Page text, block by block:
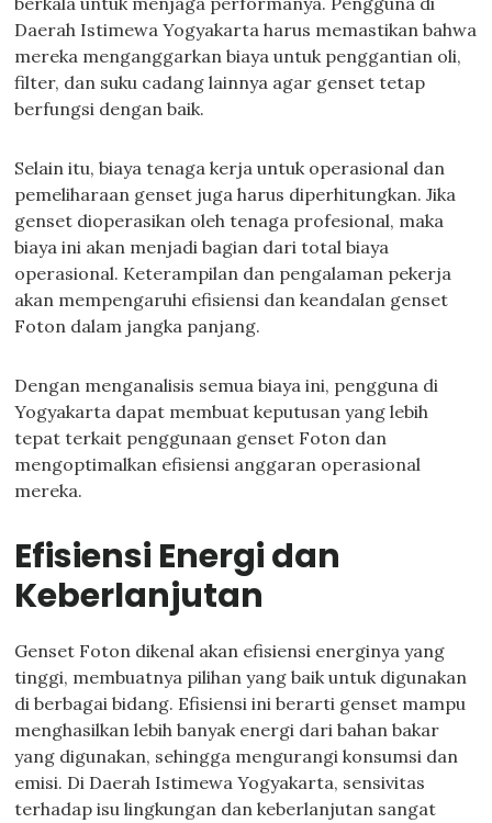
Daerah Istimewa Yogyakarta harus memastikan bahwa
mereka menganggarkan biaya untuk penggantian oli,
filter, dan suku cadang lainnya agar genset tetap
berfungsi dengan baik.
Selain itu, biaya tenaga kerja untuk operasional dan
pemeliharaan genset juga harus diperhitungkan. Jika
genset dioperasikan oleh tenaga profesional, maka
biaya ini akan menjadi bagian dari total biaya
operasional. Keterampilan dan pengalaman pekerja
akan mempengaruhi efisiensi dan keandalan genset
Foton dalam jangka panjang.
Dengan menganalisis semua biaya ini, pengguna di
Yogyakarta dapat membuat keputusan yang lebih
tepat terkait penggunaan genset Foton dan
mengoptimalkan efisiensi anggaran operasional
mereka.
Efisiensi Energi dan
Keberlanjutan
Genset Foton dikenal akan efisiensi energinya yang
tinggi, membuatnya pilihan yang baik untuk digunakan
di berbagai bidang. Efisiensi ini berarti genset mampu
menghasilkan lebih banyak energi dari bahan bakar
yang digunakan, sehingga mengurangi konsumsi dan
emisi. Di Daerah Istimewa Yogyakarta, sensivitas
terhadap isu lingkungan dan keberlanjutan sangat